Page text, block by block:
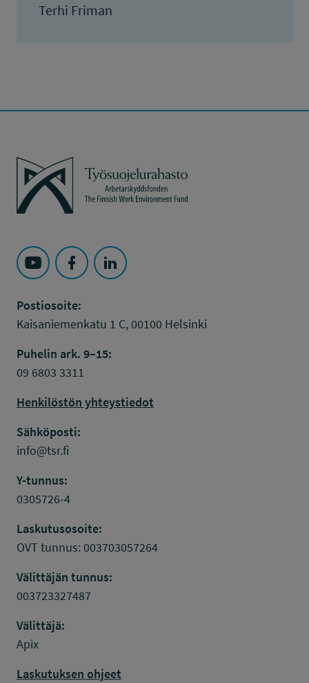
Terhi Friman
Työsuojelurahasto
Seuraa Työsuojelurahasto kohteessa: YouTube
Seuraa Työsuojelurahasto kohteessa:
Seuraa Työsuojelurahasto kohteessa:
Postiosoite:
Kaisaniemenkatu 1 C, 00100 Helsinki
Puhelin ark. 9–15:
09 6803 3311
Henkilöstön yhteystiedot
Sähköposti:
info@tsr.fi
Y-tunnus:
0305726-4
Laskutusosoite:
OVT tunnus: 003703057264
Välittäjän tunnus:
003723327487
Välittäjä:
Apix
Laskutuksen ohjeet